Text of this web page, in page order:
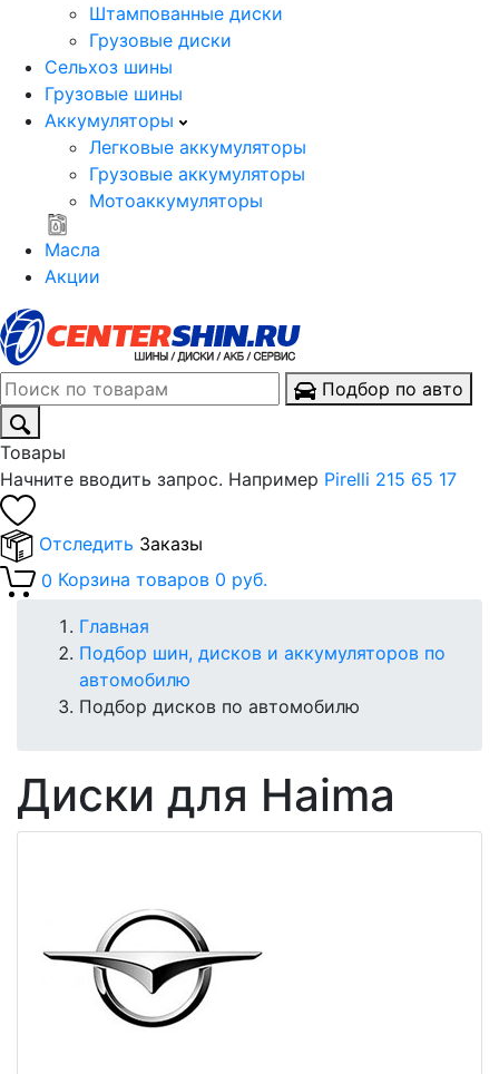
Штампованные диски
Грузовые диски
Сельхоз шины
Грузовые шины
Аккумуляторы
Легковые аккумуляторы
Грузовые аккумуляторы
Мотоаккумуляторы
Масла
Акции
Подбор по авто
Товары
Начните вводить запрос. Например Pirelli 215 65 17
Отследить Заказы
0 Корзина товаров 0 руб.
Главная
Подбор шин, дисков и аккумуляторов по
автомобилю
Подбор дисков по автомобилю
Диски для Haima